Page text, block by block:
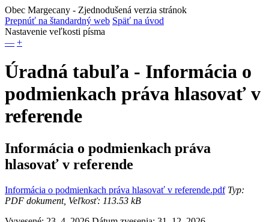
Obec Margecany - Zjednodušená verzia stránok
Prepnúť na štandardný web Späť na úvod
Nastavenie veľkosti písma
— +
Úradná tabuľa - Informácia o
podmienkach práva hlasovať v
referende
Informácia o podmienkach práva
hlasovať v referende
Informácia o podmienkach práva hlasovať v referende.pdfTyp:
PDF dokument, Veľkosť: 113.53 kB